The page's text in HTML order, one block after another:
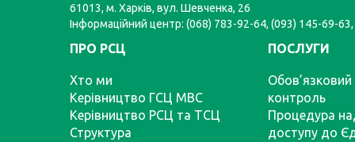
61013, м. Харків, вул. Шевченка, 26
Інформаційний центр: (068) 783-92-64, (093) 145-69-
ПРО РСЦ
Хто ми
Керівництво ГСЦ МВС
Керівництво РСЦ та ТСЦ
Структура
ПОСЛУГИ
Обов’язковий
контроль
Процедура
доступу до